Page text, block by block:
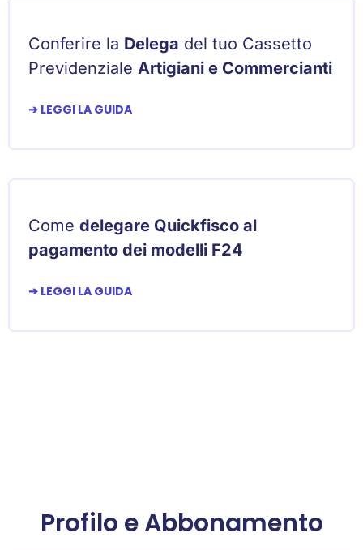
Conferire la Delega del tuo Cassetto
Previdenziale Artigiani e Commercianti
➔ LEGGI LA GUIDA
Come delegare Quickfisco al
pagamento dei modelli F24
➔ LEGGI LA GUIDA
Profilo e Abbonamento